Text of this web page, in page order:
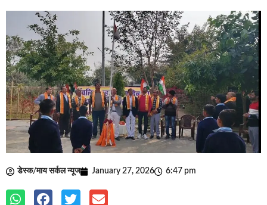
डेस्क/माय सर्कल न्यूज January 27, 2026 6:47 pm